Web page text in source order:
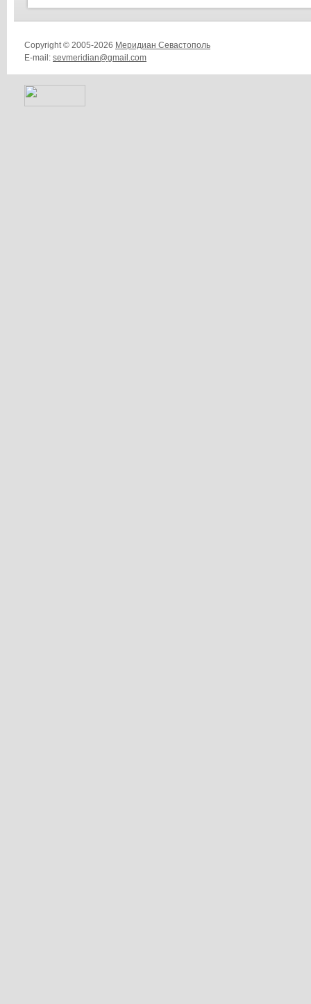
Copyright © 2005-2026 Меридиан Севастополь
E-mail: sevmeridian@gmail.com